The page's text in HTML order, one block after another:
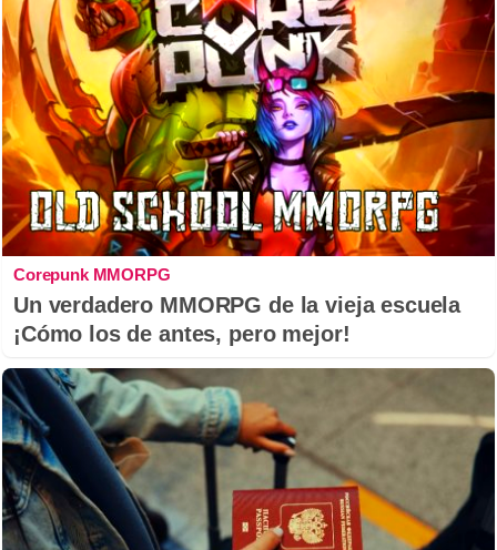
Corepunk MMORPG
Un verdadero MMORPG de la vieja escuela
¡Cómo los de antes, pero mejor!